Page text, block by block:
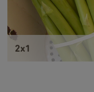
2x1